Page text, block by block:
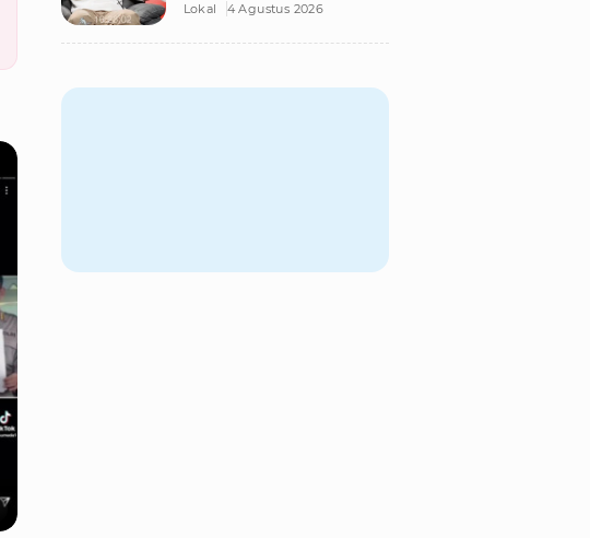
Ruben Onsu Usai
Lokal 4 Agustus 2026